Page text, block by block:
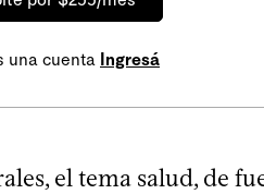
una cuenta Ingresá
el tema salud, de